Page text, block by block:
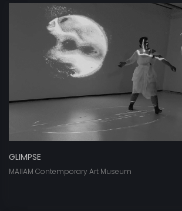
GLIMPSE
MAIIAM Contemporary Art Museum